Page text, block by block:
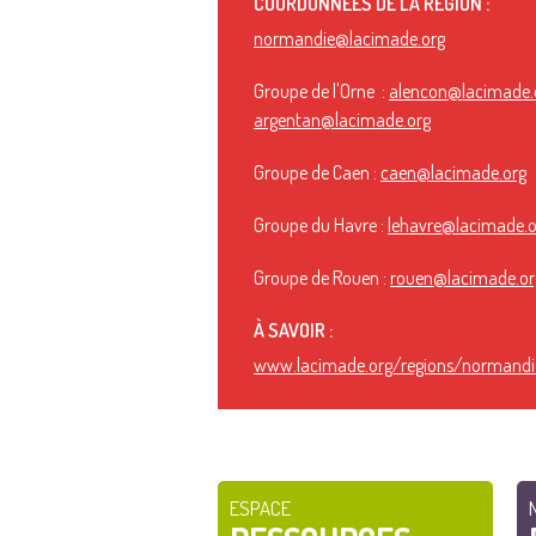
normandie@lacimade.org
Groupe de l'Orne :
argentan@lacimade.org
Groupe de Caen : caen@lacimade.org
Groupe du Havre :
Groupe de Rouen :
À SAVOIR :
www.lacimade.org/regions/
ESPACE